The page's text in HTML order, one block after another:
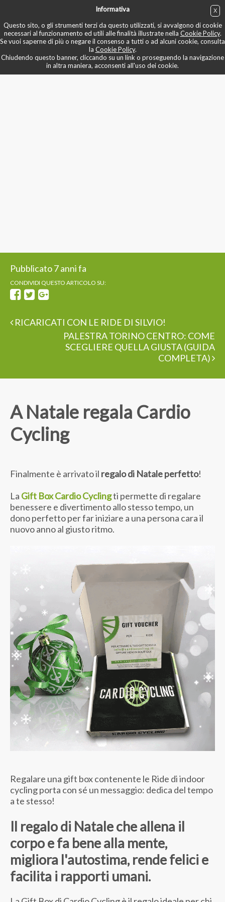
Informativa
Questo sito, o gli strumenti terzi da questo utilizzati, si avvalgono di cookie
necessari al funzionamento ed utili alle finalità illustrate nella Cookie Policy.
Se vuoi saperne di più o negare il consenso a tutti o ad alcuni cookie, consulta
la Cookie Policy.
Chiudendo questo banner, cliccando su un link o proseguendo la navigazione
in altra maniera, acconsenti all'uso dei cookie.
X
Pubblicato 7 anni fa
CONDIVIDI QUESTO ARTICOLO SU:
RICARICATI CON LE RIDE DI SILVIO!
PALESTRA TORINO CENTRO: COME
SCEGLIERE QUELLA GIUSTA (GUIDA
COMPLETA)
A Natale regala Cardio
Cycling
Finalmente è arrivato il regalo di Natale perfetto!
La Gift Box Cardio Cyclingti permette di regalare
benessere e divertimento allo stesso tempo, un
dono perfetto per far iniziare a una persona cara il
nuovo anno al giusto ritmo.
Regalare una gift box contenente le Ride di indoor
cycling porta con sé un messaggio: dedica del tempo
a te stesso!
Il regalo di Natale che allena il
corpo e fa bene alla mente,
migliora l'autostima, rende felici e
facilita i rapporti umani.